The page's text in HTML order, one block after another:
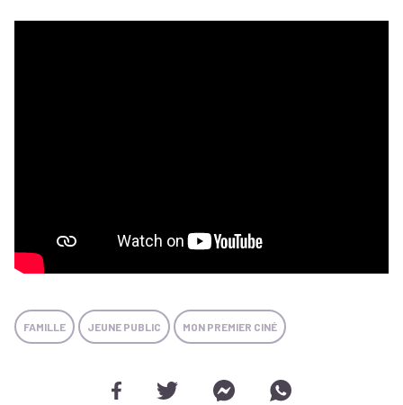
FAMILLE JEUNE PUBLIC MON PREMIER CINÉ